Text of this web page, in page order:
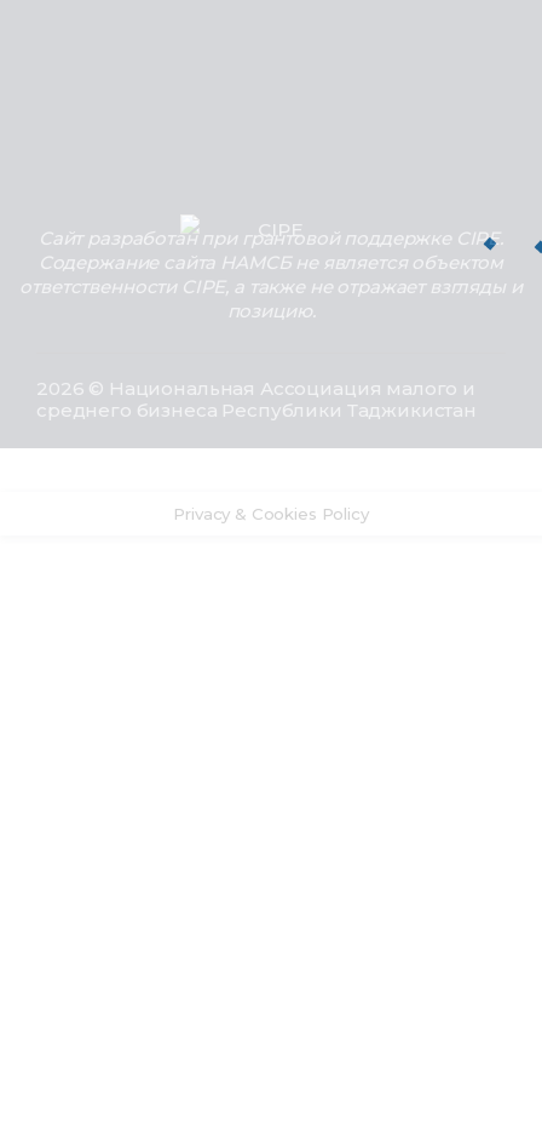
Сайт разработан при грантовой поддержке CIPE.
Содержание сайта НАМСБ не является объектом
ответственности CIPE, а также не отражает взгляды и
позицию.
2026 © Национальная Ассоциация малого и
среднего бизнеса Республики Таджикистан
Privacy & Cookies Policy